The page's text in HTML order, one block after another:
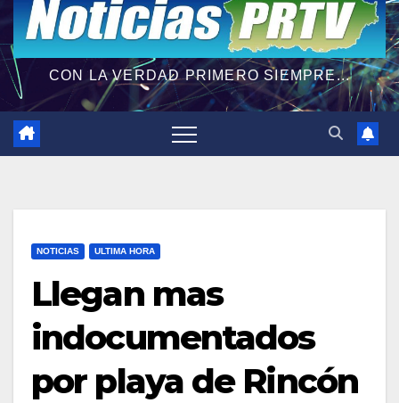
CON LA VERDAD PRIMERO SIEMPRE...
NOTICIAS ULTIMA HORA
Llegan mas
indocumentados
por playa de Rincón